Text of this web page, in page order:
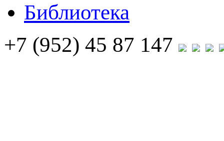
Библиотека
+7 (952) 45 87 147